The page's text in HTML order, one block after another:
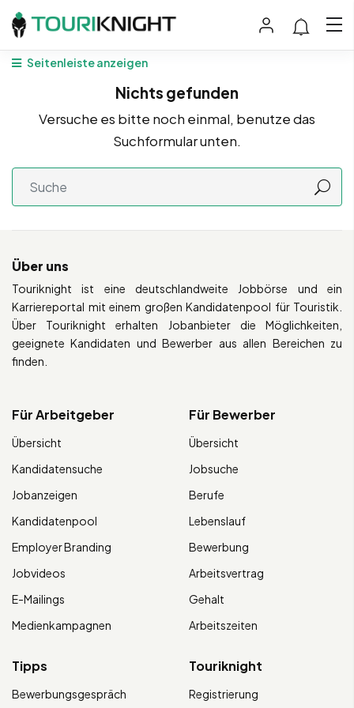
Seitenleiste anzeigen
Nichts gefunden
Versuche es bitte noch einmal, benutze das
Suchformular unten.
Über uns
Touriknight ist eine deutschlandweite Jobbörse und ein
Karriereportal mit einem großen Kandidatenpool für Touristik.
Über Touriknight erhalten Jobanbieter die Möglichkeiten,
geeignete Kandidaten und Bewerber aus allen Bereichen zu
finden.
Für Arbeitgeber
Übersicht
Kandidatensuche
Jobanzeigen
Kandidatenpool
Employer Branding
Jobvideos
E-Mailings
Medienkampagnen
Für Bewerber
Übersicht
Jobsuche
Berufe
Lebenslauf
Bewerbung
Arbeitsvertrag
Gehalt
Arbeitszeiten
Tipps
Bewerbungsgespräch
Touriknight
Registrierung